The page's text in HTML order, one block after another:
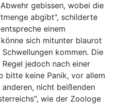
gebissen, wobei die
abgibt", schilderte
einem
sich mitunter blaurot
kommen. Die
jedoch nach einer
bitte keine Panik, vor allem
nicht beißenden
wie der Zoologe